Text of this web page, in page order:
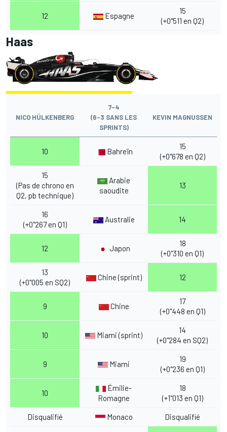
12 Espagne
15
(+0"511 en Q2)
Haas
NICO HÜLKENBERG
7-4
(6-3 SANS LES
SPRINTS)
KEVIN MAGNUSSEN
10 Bahreïn
15
(+0"678 en Q2)
15
(Pas de chrono en
Q2, pb technique)
Arabie
saoudite
13
16
(+0"267 en Q1)
Australie 14
12 Japon
18
(+0"310 en Q1)
13
(+0"005 en SQ2)
Chine (sprint) 12
9 Chine
17
(+0"448 en Q1)
10 Miami (sprint)
14
(+0"284 en SQ2)
9 Miami
19
(+0"236 en Q1)
10
Émilie-
Romagne
18
(+1"013 en Q1)
Disqualifié Monaco Disqualifié